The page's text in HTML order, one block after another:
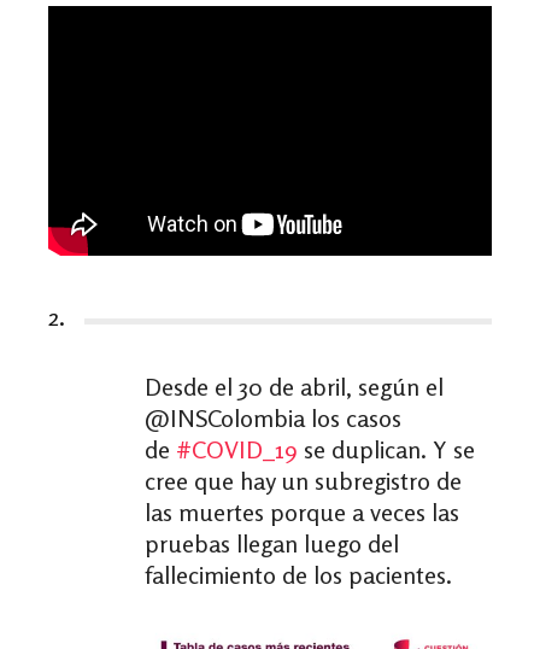
2.
Desde el 30 de abril, según el
@INSColombia los casos
de #COVID_19 se duplican. Y se
cree que hay un subregistro de
las muertes porque a veces las
pruebas llegan luego del
fallecimiento de los pacientes.